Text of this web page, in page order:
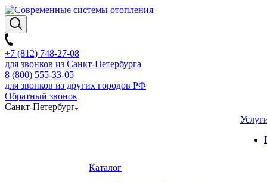
+7 (812) 748-27-08
для звонков из Санкт-Петербурга
8 (800) 555-33-05
для звонков из других городов РФ
Обратный звонок
Санкт-Петербург
Каталог